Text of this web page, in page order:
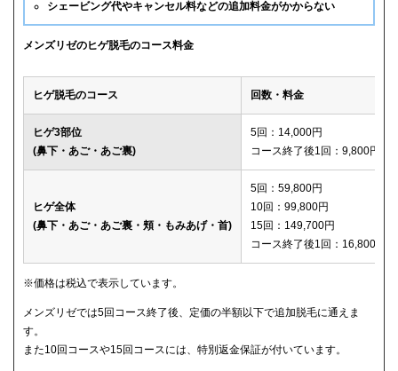
メンズエミナル 78,000円
ダビデクリニック
ウィルビークリニックブラック 88,000円
レジーナクリニックオム 132,000円
メディカルエピレーションクリニック 150,600円
シェービング代やキャンセル料などの追加料金がかからない
メンズリゼのヒゲ脱毛のコース料金
ヒゲ脱毛のコース 回数・料金
ヒゲ3部位
(鼻下・あご・あご裏)
5回：14,000円
コース終了後1回：9,800円
ヒゲ全体
(鼻下・あご・あご裏・頬・もみあげ・首)
5回：59,800円
10回：99,800円
15回：149,700円
コース終了後1回：16,800円
※価格は税込で表示しています。
メンズリゼでは5回コース終了後、定価の半額以下で追加脱毛に通えま
す。
また10回コースや15回コースには、特別返金保証が付いています。